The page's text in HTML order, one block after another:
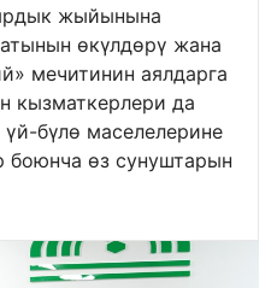
жыйынына
өкүлдөрү жана
мечитинин аялдарга
кызматкерлери да
бүлө маселелерине
боюнча өз сунуштарын